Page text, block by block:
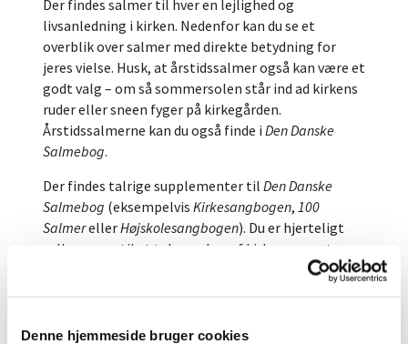
Denne hjemmeside bruger cookies
Der findes salmer til hver en lejlighed og
livsanledning i kirken. Nedenfor kan du se et
overblik over salmer med direkte betydning for
jeres vielse. Husk, at årstidssalmer også kan være et
godt valg – om så sommersolen står ind ad kirkens
ruder eller sneen fyger på kirkegården.
Årstidssalmerne kan du også finde i Den Danske
Salmebog.
Der findes talrige supplementer til Den Danske
Salmebog (eksempelvis Kirkesangbogen, 100
SalmerellerHøjskolesangbogen). Du er hjerteligt
velkommen til at tale med en af kirkens præster
eller med kirkens organist, hvis du har ønsker om at
Når du trykker på vielsessalmerne finder du links, så